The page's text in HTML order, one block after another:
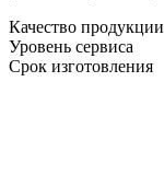
Качество продукции
Уровень сервиса
Срок изготовления